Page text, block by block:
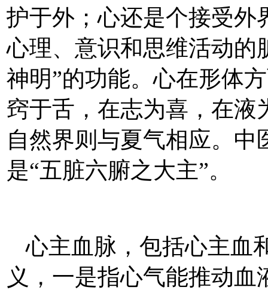
护于外；心还是个接受外
心理、意识和思维活动的
神明”的功能。心在形体
窍于舌，在志为喜，在液
自然界则与夏气相应。中
是“五脏六腑之大主”。
心主血脉，包括心主血
义，一是指心气能推动